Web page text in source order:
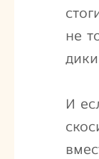
не
И